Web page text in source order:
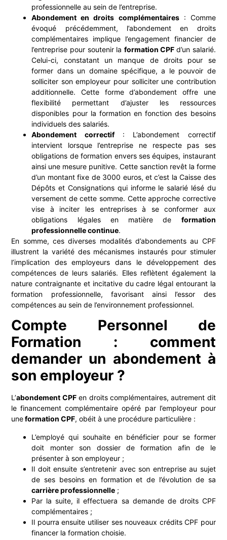
professionnelle au sein de l’entreprise.
Abondement en droits complémentaires: Comme
évoqué précédemment, l’abondement en droits
complémentaires implique l’engagement financier de
l’entreprise pour soutenir la formation CPFd’un salarié.
Celui-ci, constatant un manque de droits pour se
former dans un domaine spécifique, a le pouvoir de
solliciter son employeur pour solliciter une contribution
additionnelle. Cette forme d’abondement offre une
flexibilité permettant d’ajuster les ressources
disponibles pour la formation en fonction des besoins
individuels des salariés.
Abondement correctif : L’abondement correctif
intervient lorsque l’entreprise ne respecte pas ses
obligations de formation envers ses équipes, instaurant
ainsi une mesure punitive. Cette sanction revêt la forme
d’un montant fixe de 3000 euros, et c’est la Caisse des
Dépôts et Consignations qui informe le salarié lésé du
versement de cette somme. Cette approche corrective
vise à inciter les entreprises à se conformer aux
obligations légales en matière de formation
professionnelle continue.
En somme, ces diverses modalités d’abondements au CPF
illustrent la variété des mécanismes instaurés pour stimuler
l’implication des employeurs dans le développement des
compétences de leurs salariés. Elles reflètent également la
nature contraignante et incitative du cadre légal entourant la
formation professionnelle, favorisant ainsi l’essor des
compétences au sein de l’environnement professionnel.
Compte Personnel de
Formation : comment
demander un abondement à
son employeur ?
L’abondement CPFen droits complémentaires, autrement dit
le financement complémentaire opéré par l’employeur pour
uneformation CPF, obéit à une procédure particulière :
L’employé qui souhaite en bénéficier pour se former
doit monter son dossier de formation afin de le
présenter à son employeur ;
Il doit ensuite s’entretenir avec son entreprise au sujet
de ses besoins en formation et de l’évolution de sa
carrière professionnelle ;
Par la suite, il effectuera sa demande de droits CPF
complémentaires ;
Il pourra ensuite utiliser ses nouveaux crédits CPF pour
financer la formation choisie.